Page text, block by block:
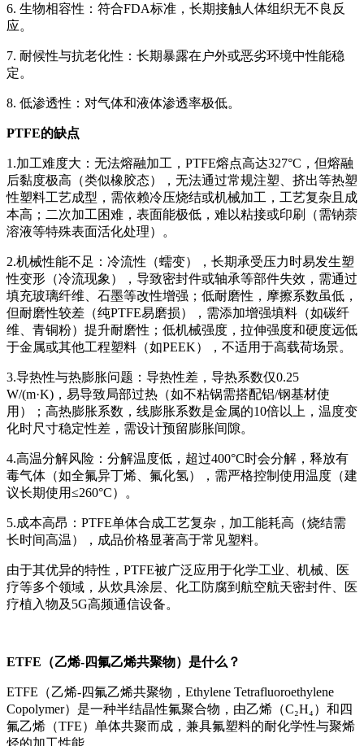
6. 生物相容性：符合FDA标准，长期接触人体组织无不良反
应。
7. 耐候性与抗老化性：长期暴露在户外或恶劣环境中性能稳
定。
8. 低渗透性：对气体和液体渗透率极低。
PTFE的缺点
1.加工难度大：无法熔融加工，PTFE熔点高达327°C，但熔融
后黏度极高（类似橡胶态），无法通过常规注塑、挤出等热塑
性塑料工艺成型，需依赖冷压烧结或机械加工，工艺复杂且成
本高；二次加工困难，表面能极低，难以粘接或印刷（需钠萘
溶液等特殊表面活化处理）。
2.机械性能不足：冷流性（蠕变），长期承受压力时易发生塑
性变形（冷流现象），导致密封件或轴承等部件失效，需通过
填充玻璃纤维、石墨等改性增强；低耐磨性，摩擦系数虽低，
但耐磨性较差（纯PTFE易磨损），需添加增强填料（如碳纤
维、青铜粉）提升耐磨性；低机械强度，拉伸强度和硬度远低
于金属或其他工程塑料（如PEEK），不适用于高载荷场景。
3.导热性与热膨胀问题：导热性差，导热系数仅0.25
W/(m·K)，易导致局部过热（如不粘锅需搭配铝/钢基材使
用）；高热膨胀系数，线膨胀系数是金属的10倍以上，温度变
化时尺寸稳定性差，需设计预留膨胀间隙。
4.高温分解风险：分解温度低，超过400°C时会分解，释放有
毒气体（如全氟异丁烯、氟化氢），需严格控制使用温度（建
议长期使用≤260°C）。
5.成本高昂：PTFE单体合成工艺复杂，加工能耗高（烧结需
长时间高温），成品价格显著高于常见塑料。
由于其优异的特性，PTFE被广泛应用于化学工业、机械、医
疗等多个领域，从炊具涂层、化工防腐到航空航天密封件、医
疗植入物及5G高频通信设备。
ETFE（乙烯-四氟乙烯共聚物）是什么？
ETFE（乙烯-四氟乙烯共聚物，Ethylene Tetrafluoroethylene
Copolymer）是一种半结晶性氟聚合物，由乙烯（C₂H₄）和四
氟乙烯（TFE）单体共聚而成，兼具氟塑料的耐化学性与聚烯
烃的加工性能。